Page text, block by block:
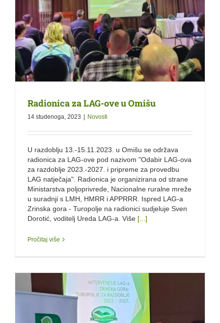
Radionica za LAG-ove u Omišu
14 studenoga, 2023 | Novosti
U razdoblju 13.-15.11.2023. u Omišu se održava
radionica za LAG-ove pod nazivom "Odabir LAG-ova
za razdoblje 2023.-2027. i pripreme za provedbu
LAG natječaja". Radionica je organizirana od strane
Ministarstva poljoprivrede, Nacionalne ruralne mreže
u suradnji s LMH, HMRR i APPRRR. Ispred LAG-a
Zrinska gora - Turopolje na radionici sudjeluje Sven
Dorotić, voditelj Ureda LAG-a. Više [...]
Pročitaj više